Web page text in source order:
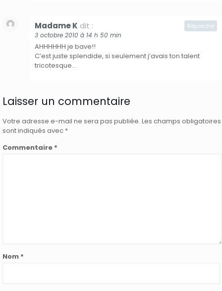
Madame K dit :
3 octobre 2010 à 14 h 50 min
AHHHHHH je bave!!
C’est juste splendide, si seulement j’avais ton talent
tricotesque…
Répondre
Laisser un commentaire
Votre adresse e-mail ne sera pas publiée. Les champs obligatoires
sont indiqués avec *
Commentaire *
Nom *